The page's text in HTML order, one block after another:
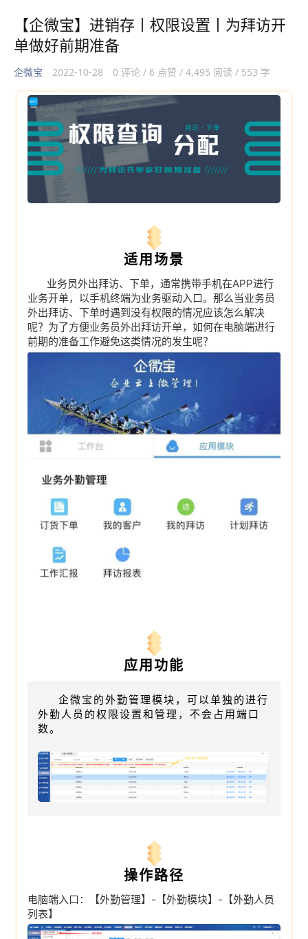
【企微宝】进销存丨权限设置丨为拜访开
单做好前期准备
企微宝 2022-10-28 0 评论 / 6 点赞 / 4,495 阅读 / 553 字
适用场景
业务员外出拜访、下单，通常携带手机在APP进行
业务开单，以手机终端为业务驱动入口。那么当业务员
外出拜访、下单时遇到没有权限的情况应该怎么解决
呢？为了方便业务员外出拜访开单，如何在电脑端进行
前期的准备工作避免这类情况的发生呢？
应用功能
企微宝的外勤管理模块，可以单独的进行
外勤人员的权限设置和管理，不会占用端口
数。
操作路径
电脑端入口：【外勤管理】-【外勤模块】-【外勤人员
列表】